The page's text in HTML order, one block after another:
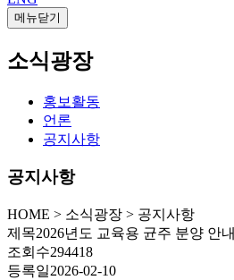
메뉴닫기
소식광장
홍보활동
언론
공지사항
공지사항
HOME > 소식광장 > 공지사항
제목2026년도 교육용 균주 분양 안내
조회수294418
등록일2026-02-10